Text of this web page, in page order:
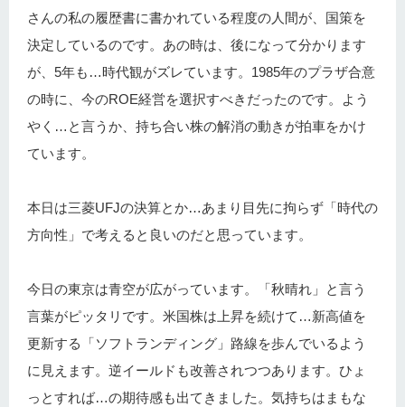
さんの私の履歴書に書かれている程度の人間が、国策を
決定しているのです。あの時は、後になって分かります
が、5年も…時代観がズレています。1985年のプラザ合意
の時に、今のROE経営を選択すべきだったのです。よう
やく…と言うか、持ち合い株の解消の動きが拍車をかけ
ています。
本日は三菱UFJの決算とか…あまり目先に拘らず「時代の
方向性」で考えると良いのだと思っています。
今日の東京は青空が広がっています。「秋晴れ」と言う
言葉がピッタリです。米国株は上昇を続けて…新高値を
更新する「ソフトランディング」路線を歩んでいるよう
に見えます。逆イールドも改善されつつあります。ひょ
っとすれば…の期待感も出てきました。気持ちはまもな